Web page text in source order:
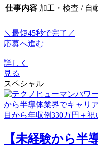
仕事内容 加工・検査 / 自
＼最短45秒で完了／
応募へ進む
詳しく
見る
スペシャル
【未経験から半